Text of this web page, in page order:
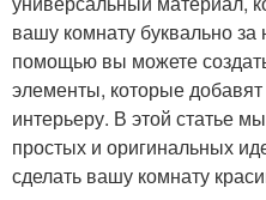
вашу комнату буквально за
помощью вы можете
элементы, которые
интерьеру. В этой статье
простых и оригинальных
сделать вашу комнату